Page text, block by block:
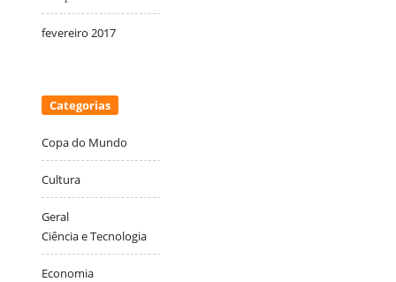
fevereiro 2017
Categorias
Copa do Mundo
Cultura
Geral
Ciência e Tecnologia
Economia